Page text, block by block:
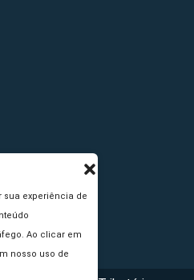
sua experiência de
Ao clicar em
nosso uso de